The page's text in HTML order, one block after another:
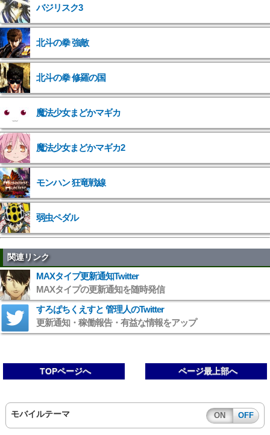
バジリスク3
北斗の拳 強敵
北斗の拳 修羅の国
魔法少女まどかマギカ
魔法少女まどかマギカ2
モンハン 狂竜戦線
弱虫ペダル
関連リンク
MAXタイプ更新通知Twitter
MAXタイプの更新通知を随時発信
すろぱちくえすと 管理人のTwitter
更新通知・稼働報告・有益な情報をアップ
TOPページへ ページ最上部へ
モバイルテーマ ON OFF